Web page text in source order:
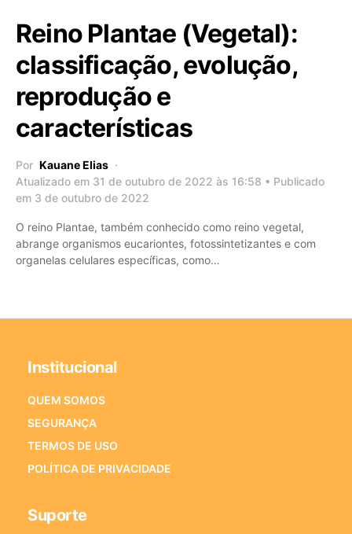
Reino Plantae (Vegetal):
classificação, evolução,
reprodução e
características
Por Kauane Elias
Atualizado em 31 de outubro de 2022 às 16:58 • Publicado
em 3 de outubro de 2022
O reino Plantae, também conhecido como reino vegetal,
abrange organismos eucariontes, fotossintetizantes e com
organelas celulares específicas, como…
Institucional
QUEM SOMOS
SEGURANÇA
TERMOS DE USO
POLÍTICA DE PRIVACIDADE
Suporte